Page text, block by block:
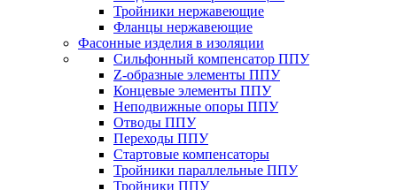
Тройники нержавеющие
Фланцы нержавеющие
Фасонные изделия в изоляции
Cильфонный компенсатор ППУ
Z-образные элементы ППУ
Концевые элементы ППУ
Неподвижные опоры ППУ
Отводы ППУ
Переходы ППУ
Стартовые компенсаторы
Тройники параллельные ППУ
Тройники ППУ